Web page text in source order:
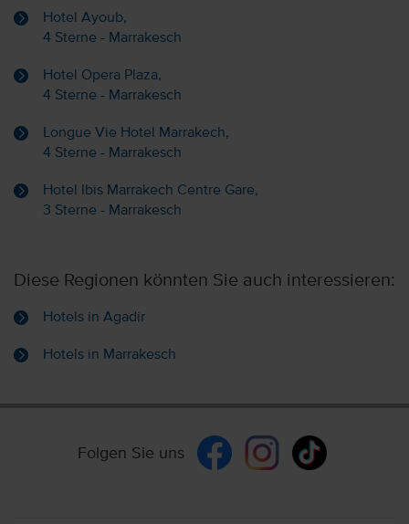
Hotel Ayoub,
4 Sterne - Marrakesch
Hotel Opera Plaza,
4 Sterne - Marrakesch
Longue Vie Hotel Marrakech,
4 Sterne - Marrakesch
Hotel Ibis Marrakech Centre Gare,
3 Sterne - Marrakesch
Diese Regionen könnten Sie auch interessieren:
Hotels in Agadir
Hotels in Marrakesch
Folgen Sie uns